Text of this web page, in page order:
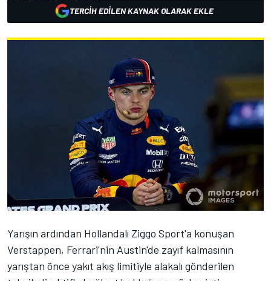
TERCIH EDILEN KAYNAK OLARAK EKLE
Yarışın ardından Hollandalı Ziggo Sport'a konuşan
Verstappen, Ferrari'nin Austin'de zayıf kalmasının
yarıştan önce yakıt akış limitiyle alakalı gönderilen